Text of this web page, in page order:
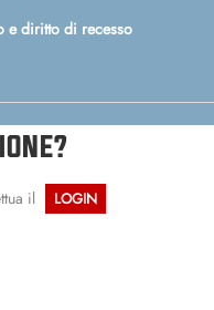
e diritto di recesso
il LOGIN